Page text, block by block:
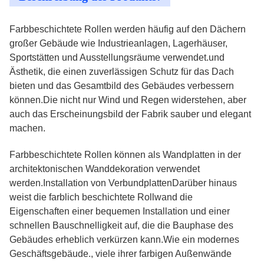
Farbbeschichtete Rollen werden häufig auf den Dächern
großer Gebäude wie Industrieanlagen, Lagerhäuser,
Sportstätten und Ausstellungsräume verwendet.und
Ästhetik, die einen zuverlässigen Schutz für das Dach
bieten und das Gesamtbild des Gebäudes verbessern
können.Die nicht nur Wind und Regen widerstehen, aber
auch das Erscheinungsbild der Fabrik sauber und elegant
machen.
Farbbeschichtete Rollen können als Wandplatten in der
architektonischen Wanddekoration verwendet
werden.Installation von VerbundplattenDarüber hinaus
weist die farblich beschichtete Rollwand die
Eigenschaften einer bequemen Installation und einer
schnellen Bauschnelligkeit auf, die die Bauphase des
Gebäudes erheblich verkürzen kann.Wie ein modernes
Geschäftsgebäude., viele ihrer farbigen Außenwände